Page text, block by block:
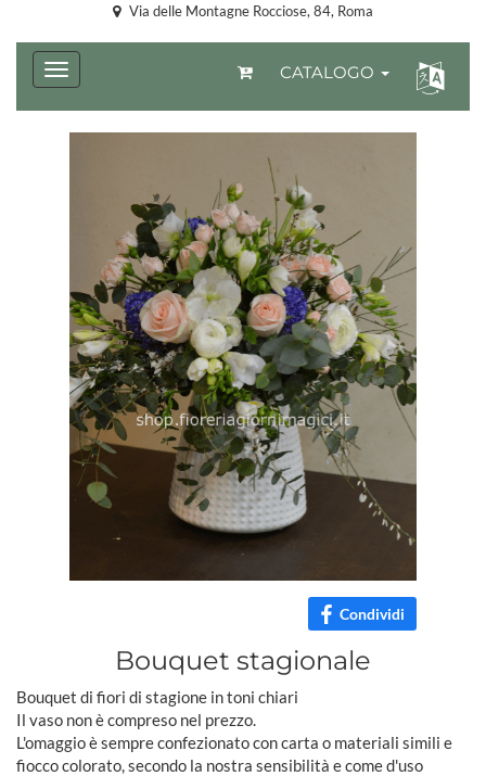
Via delle Montagne Rocciose, 84, Roma
CATALOGO
Condividi
Bouquet stagionale
Bouquet di fiori di stagione in toni chiari
Il vaso non è compreso nel prezzo.
L'omaggio è sempre confezionato con carta o materiali simili e
fiocco colorato, secondo la nostra sensibilità e come d'uso